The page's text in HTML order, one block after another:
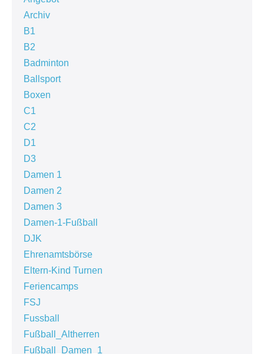
Archiv
B1
B2
Badminton
Ballsport
Boxen
C1
C2
D1
D3
Damen 1
Damen 2
Damen 3
Damen-1-Fußball
DJK
Ehrenamtsbörse
Eltern-Kind Turnen
Feriencamps
FSJ
Fussball
Fußball_Altherren
Fußball_Damen_1